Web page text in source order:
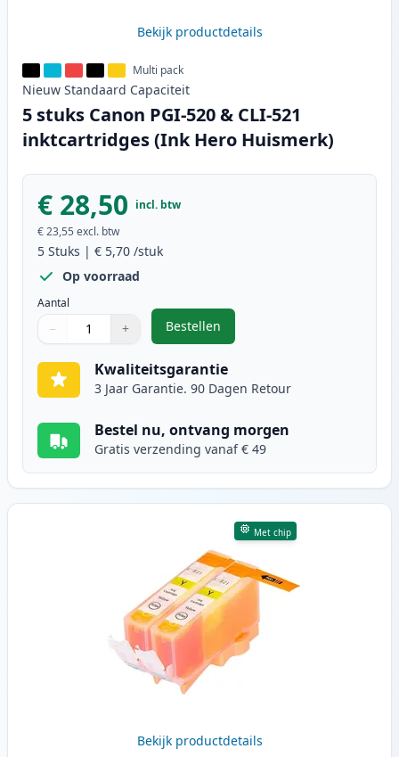
Bekijk productdetails
Multi pack
Nieuw Standaard Capaciteit
5 stuks Canon PGI-520 & CLI-521
inktcartridges (Ink Hero Huismerk)
€ 28,50 incl. btw
€ 23,55 excl. btw
5 Stuks | € 5,70 /stuk
Op voorraad
Aantal
Gebruik de knoppen om aan te passen
− +
1
Bestellen
,5 stuks Canon PGI-520 & CLI-
Kwaliteitsgarantie
3 Jaar Garantie. 90 Dagen Retour
Bestel nu, ontvang morgen
Gratis verzending vanaf € 49
Met chip
Bekijk productdetails